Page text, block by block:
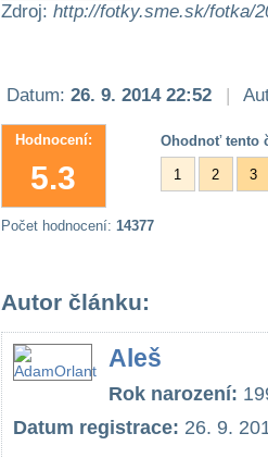
Zdroj: http://fotky.sme.sk/fotka/
Datum: 26. 9. 2014 22:52 |
Hodnocení:
5.3
Ohodnoť tento
1 2 3
Počet hodnocení: 14377
Autor článku:
Aleš
Rok narození:
Datum registrace: 26. 9.